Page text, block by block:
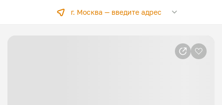
г. Москва —введите адрес